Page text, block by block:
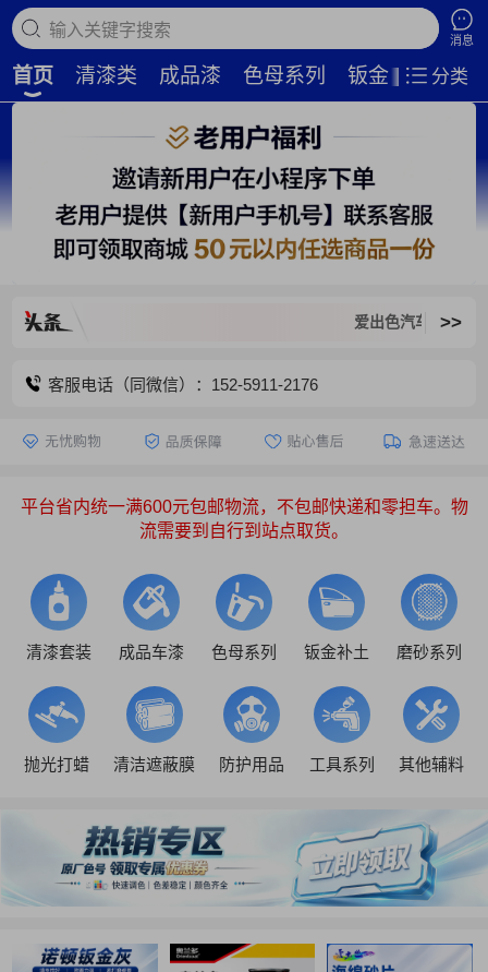
搜索商品
消息
首页 清漆类 成品漆 色母系列 钣金补土 磨
分类
爱出色汽车新平台，旧
>>
客服电话（同微信）：152-5911-2176
平台省内统一满600元包邮物流，不包邮快递和零担车。物
流需要到自行到站点取货。
清漆套装 成品车漆 色母系列 钣金补土 磨砂系列
抛光打蜡 清洁遮蔽膜 防护用品 工具系列 其他辅料